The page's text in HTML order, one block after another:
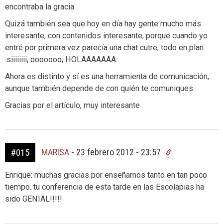
encontraba la gracia.
Quizá también sea que hoy en día hay gente mucho más
interesante, con contenidos interesante, porque cuando yo
entré por primera vez parecía una chat cutre, todo en plan
:siiiiiiii, ooooooo, HOLAAAAAAA.
Ahora es distinto y sí es una herramienta de comunicación,
aunque también depende de con quién te comuniques.
Gracias por el artículo, muy interesante
#015 MARISA - 23 febrero 2012 - 23:57
Enrique: muchas gracias por enseñarnos tanto en tan poco
tiempo. tu conferencia de esta tarde en las Escolapias ha
sido GENIAL!!!!!